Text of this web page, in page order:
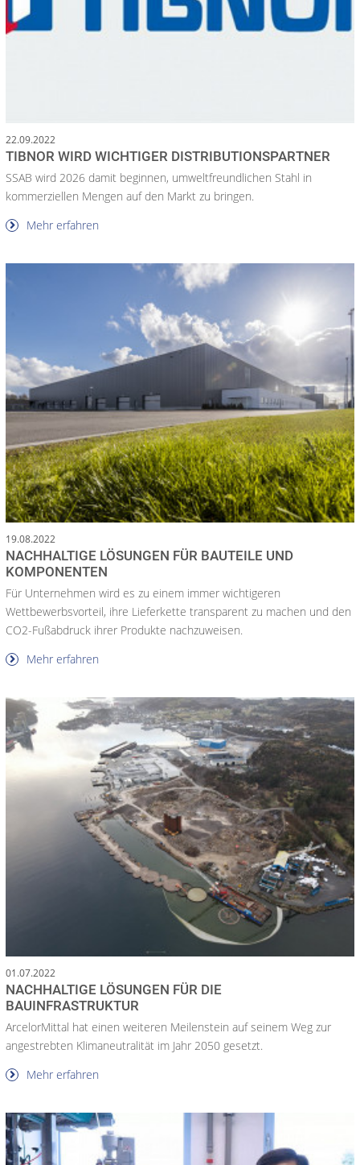
22.09.2022
TIBNOR WIRD WICHTIGER DISTRIBUTIONSPARTNER
SSAB wird 2026 damit beginnen, umweltfreundlichen Stahl in
kommerziellen Mengen auf den Markt zu bringen.
Mehr erfahren
19.08.2022
NACHHALTIGE LÖSUNGEN FÜR BAUTEILE UND
KOMPONENTEN
Für Unternehmen wird es zu einem immer wichtigeren
Wettbewerbsvorteil, ihre Lieferkette transparent zu machen und den
CO2-Fußabdruck ihrer Produkte nachzuweisen.
Mehr erfahren
01.07.2022
NACHHALTIGE LÖSUNGEN FÜR DIE
BAUINFRASTRUKTUR
ArcelorMittal hat einen weiteren Meilenstein auf seinem Weg zur
angestrebten Klimaneutralität im Jahr 2050 gesetzt.
Mehr erfahren